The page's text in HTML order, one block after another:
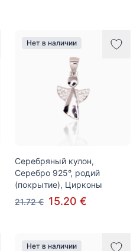
Нет в наличии
Серебряный кулон,
Серебро 925°, родий
(покрытие), Цирконы
21.72 € 15.20 €
Нет в наличии